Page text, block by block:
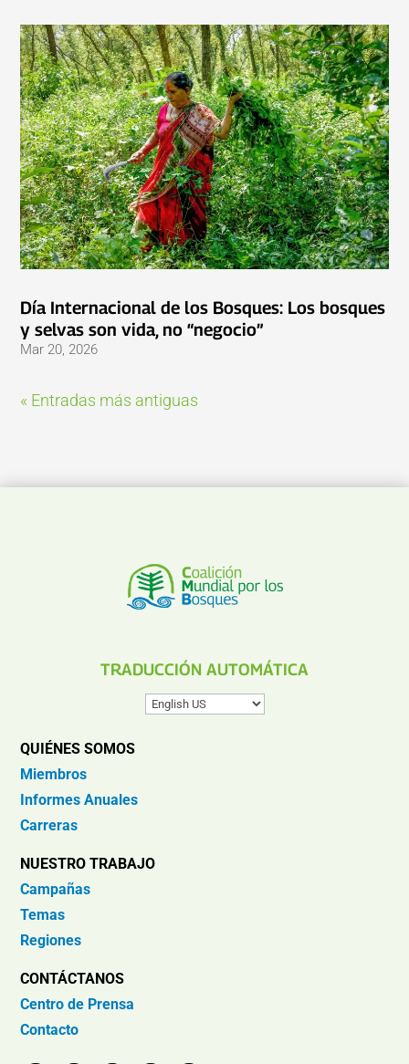
Día Internacional de los Bosques: Los bosques
y selvas son vida, no “negocio”
Mar 20, 2026
« Entradas más antiguas
TRADUCCIÓN AUTOMÁTICA
QUIÉNES SOMOS
Miembros
Informes Anuales
Carreras
NUESTRO TRABAJO
Campañas
Temas
Regiones
CONTÁCTANOS
Centro de Prensa
Contacto